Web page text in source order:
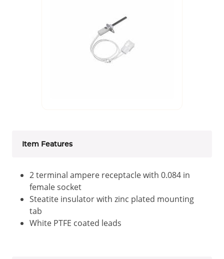
Item Features
2 terminal ampere receptacle with 0.084 in
female socket
Steatite insulator with zinc plated mounting
tab
White PTFE coated leads